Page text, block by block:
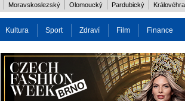
Moravskoslezský Olomoucký Pardubický
Kultura Sport Zdraví Film Finance
Charita Osobnost Více ODM 2016